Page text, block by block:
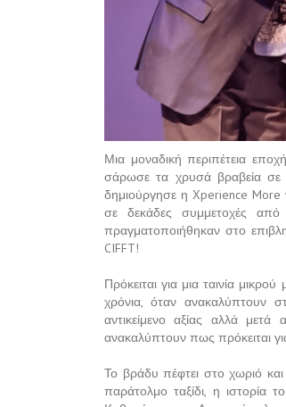
Μια μοναδική περιπέτεια
σάρωσε τα χρυσά βραβεία σε
δημιούργησε η Xperience
σε δεκάδες συμμετοχές
πραγματοποιήθηκαν στο
CIFFT!
Πρόκειται για μια ταινία
χρόνια, όταν ανακαλύπτουν
αντικείμενο αξίας αλλά
ανακαλύπτουν πως πρόκειται
Το βράδυ πέφτει στο χωριό
παράτολμο ταξίδι, η ιστορία